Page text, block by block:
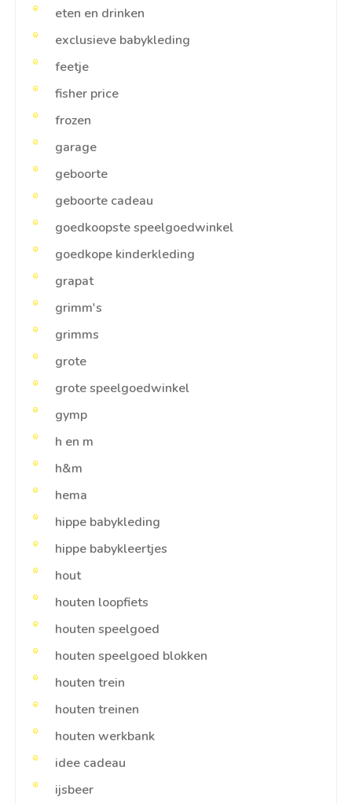
eten en drinken
exclusieve babykleding
feetje
fisher price
frozen
garage
geboorte
geboorte cadeau
goedkoopste speelgoedwinkel
goedkope kinderkleding
grapat
grimm's
grimms
grote
grote speelgoedwinkel
gymp
h en m
h&m
hema
hippe babykleding
hippe babykleertjes
hout
houten loopfiets
houten speelgoed
houten speelgoed blokken
houten trein
houten treinen
houten werkbank
idee cadeau
ijsbeer